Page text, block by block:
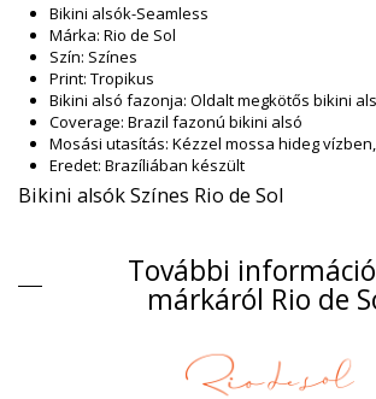
Bikini alsók-Seamless
Márka: Rio de Sol
Szín: Színes
Print: Tropikus
Bikini alsó fazonja: Oldalt megkötős bikini
Coverage: Brazil fazonú bikini alsó
Mosási utasítás: Kézzel mossa hideg
Eredet: Brazíliában készült
Bikini alsók Színes Rio de Sol
Kompozíció: 84% Polyamide, 16% Elastane -
Chlorine Resistant
Bélés: 84% Biodegradable Nylon (AMNI SOUL
UV-védelem: UPF 50+
Termék információ
További
márkáról Rio de